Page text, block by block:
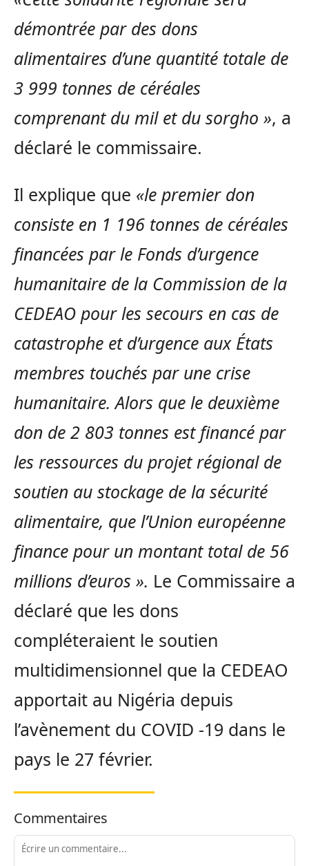
démontrée par des dons
alimentaires d’une quantité totale de
3 999 tonnes de céréales
comprenant du mil et du sorgho », a
déclaré le commissaire.
Il explique que «le premier don
consiste en 1 196 tonnes de céréales
financées par le Fonds d’urgence
humanitaire de la Commission de la
CEDEAO pour les secours en cas de
catastrophe et d’urgence aux États
membres touchés par une crise
humanitaire. Alors que le deuxième
don de 2 803 tonnes est financé par
les ressources du projet régional de
soutien au stockage de la sécurité
alimentaire, que l’Union européenne
finance pour un montant total de 56
millions d’euros ». Le Commissaire a
déclaré que les dons
compléteraient le soutien
multidimensionnel que la CEDEAO
apportait au Nigéria depuis
l’avènement du COVID -19 dans le
pays le 27 février.
Commentaires